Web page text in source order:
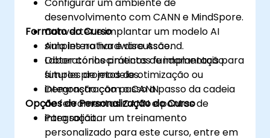
desenvolvimento com CANN e MindSpore.
Converter e implantar um modelo AI
simples no hardware Ascend.
Obter conhecimentos fundamentais para
futuros projetos de otimização ou
integração com o CANN.
Formato do Curso
Aula interativa e discussão.
Laboratórios práticos de implantação
simples de modelos.
Demonstração passo a passo da cadeia
de ferramentas CANN e pontos de
integração.
Opções de Personalização do Curso
Para solicitar um treinamento
personalizado para este curso, entre em